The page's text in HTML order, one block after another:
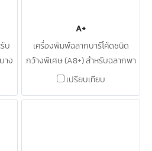
บ
าง
A+
เครื่องพิมพ์ฉลากบาร์โค้ดชนิด
กว้างพิเศษ (A8+) สำหรับฉลากพา
เลทและและบาร์เรล
เปรียบเทียบ